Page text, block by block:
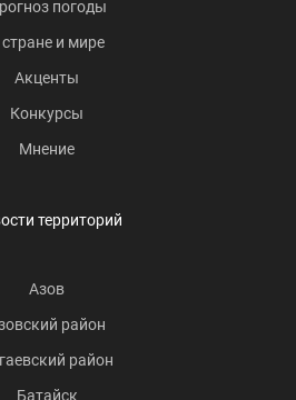
погоды
и мире
Акценты
Конкурсы
Мнение
территорий
Азов
район
район
Батайск